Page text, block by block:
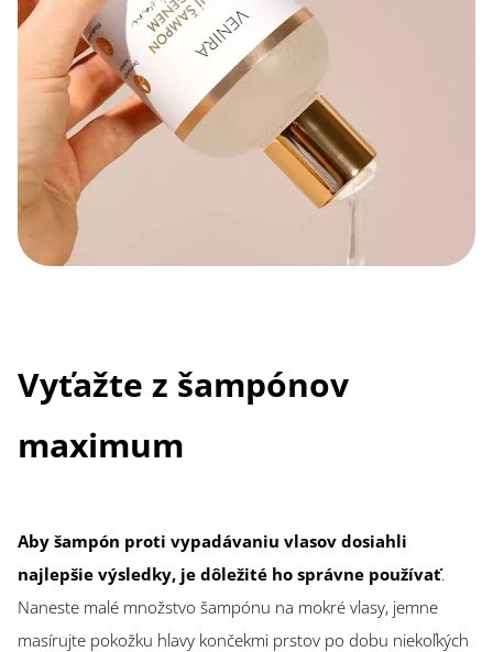
Vyťažte z šampónov
maximum
Aby šampón proti vypadávaniu vlasov dosiahli
najlepšie výsledky, je dôležité ho správne používať.
Naneste malé množstvo šampónu na mokré vlasy, jemne
masírujte pokožku hlavy končekmi prstov po dobu niekoľkých